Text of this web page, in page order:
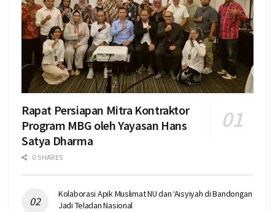
Rapat Persiapan Mitra Kontraktor
Program MBG oleh Yayasan Hans
Satya Dharma
0 SHARES
Kolaborasi Apik Muslimat NU dan ‘Aisyiyah di Bandongan
Jadi Teladan Nasional